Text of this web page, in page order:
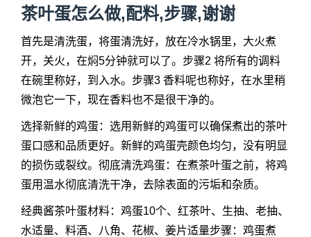
茶叶蛋怎么做,配料,步骤,谢谢
首先是清洗蛋，将蛋清洗好，放在冷水锅里，大火煮
开，关火，在焖5分钟就可以了。步骤2 将所有的调料
在碗里称好，到入水。步骤3 香料呢也称好，在水里稍
微泡它一下，现在香料也不是很干净的。
选择新鲜的鸡蛋：选用新鲜的鸡蛋可以确保煮出的茶叶
蛋口感和品质更好。新鲜的鸡蛋壳颜色均匀，没有明显
的损伤或裂纹。彻底清洗鸡蛋：在煮茶叶蛋之前，将鸡
蛋用温水彻底清洗干净，去除表面的污垢和杂质。
经典酱茶叶蛋材料：鸡蛋10个、红茶叶、生抽、老抽、
水适量、料酒、八角、花椒、姜片适量步骤：鸡蛋煮